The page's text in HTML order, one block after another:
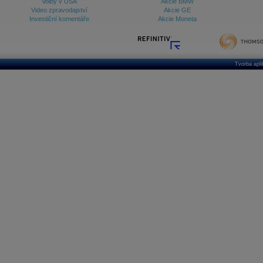
Video zpravodajství
Investiční komentáře
Akcie GE
Akcie Moneta
Tvorba